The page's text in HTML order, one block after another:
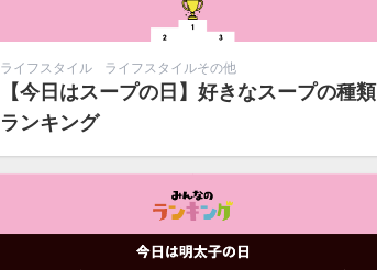
ライフスタイル ライフスタイルその他
【今日はスープの日】好きなスープの種類
ランキング